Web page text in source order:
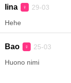
Iina ♀ 29-03
Hehe
Bao ♀ 25-03
Huono nimi